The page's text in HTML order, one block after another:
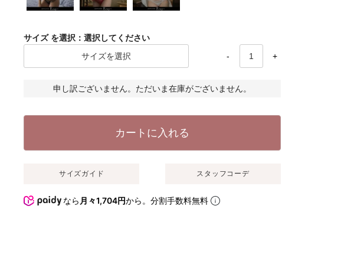
サイズ
選択してください
-
+
申し訳ございません。ただいま在庫がございません。
カートに入れる
サイズガイド スタッフコーデ
なら 月々1,704円から。分割手数料無料